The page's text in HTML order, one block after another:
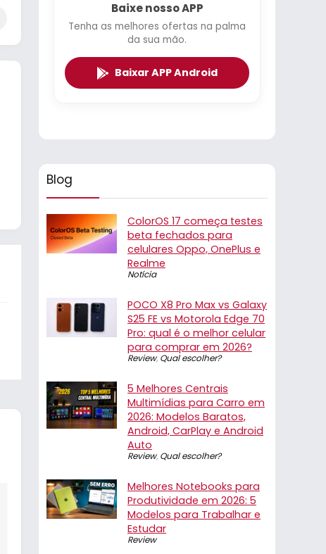
Baixe nosso APP
Tenha as melhores ofertas na palma
da sua mão.
Baixar APP Android
Blog
ColorOS 17 começa testes
beta fechados para
celulares Oppo, OnePlus e
Realme
Notícia
POCO X8 Pro Max vs Galaxy
S25 FE vs Motorola Edge 70
Pro: qual é o melhor celular
para comprar em 2026?
Review, Qual escolher?
5 Melhores Centrais
Multimídias para Carro em
2026: Modelos Baratos,
Android, CarPlay e Android
Auto
Review, Qual escolher?
Melhores Notebooks para
Produtividade em 2026: 5
Modelos para Trabalhar e
Estudar
Review